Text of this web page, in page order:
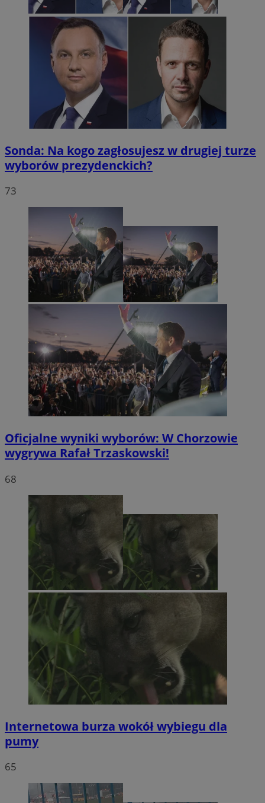
Sonda: Na kogo zagłosujesz w drugiej turze
wyborów prezydenckich?
73
Oficjalne wyniki wyborów: W Chorzowie
wygrywa Rafał Trzaskowski!
68
Internetowa burza wokół wybiegu dla
pumy
65